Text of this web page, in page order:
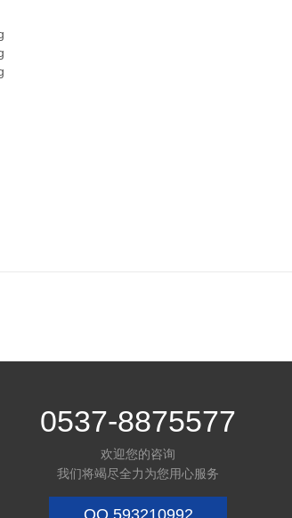
0537-8875577
欢迎您的咨询
我们将竭尽全力为您用心服务
QQ 593210992